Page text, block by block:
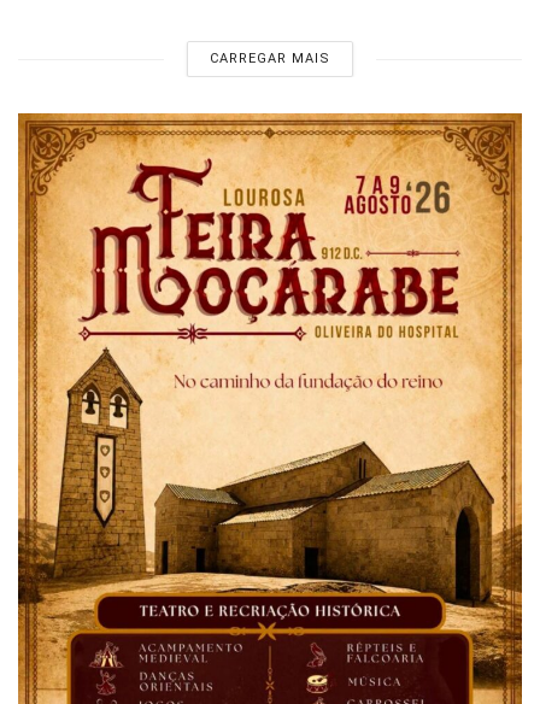
CARREGAR MAIS